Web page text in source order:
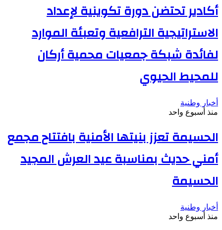
أكادير تحتضن دورة تكوينية لإعداد
الاستراتيجية الترافعية وتعبئة الموارد
لفائدة شبكة جمعيات محمية أركان
للمحيط الحيوي
أخبار وطنية
منذ أسبوع واحد
الحسيمة تعزز بنيتها الأمنية بافتتاح مجمع
أمني حديث بمناسبة عيد العرش المجيد
الحسيمة
أخبار وطنية
منذ أسبوع واحد